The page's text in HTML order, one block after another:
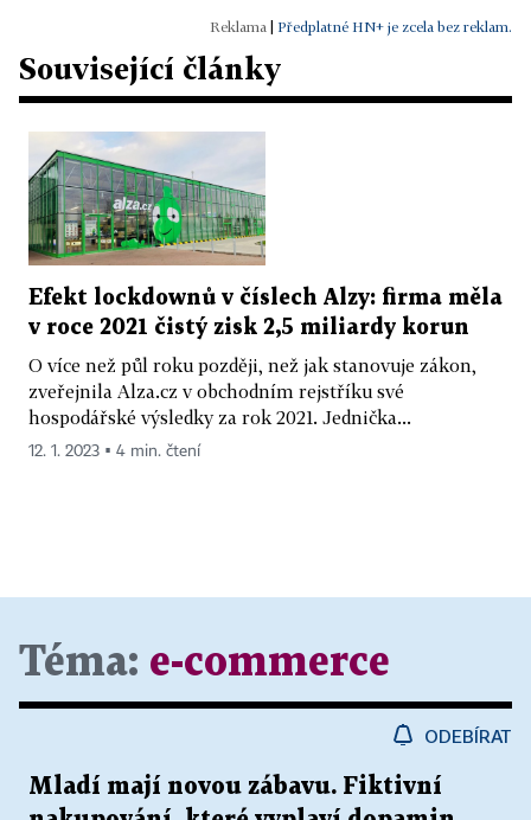
Předplatné HN+ je zcela bez reklam.
Související články
Efekt lockdownů v číslech Alzy: firma měla
v roce 2021 čistý zisk 2,5 miliardy korun
O více než půl roku později, než jak stanovuje zákon,
zveřejnila Alza.cz v obchodním rejstříku své
hospodářské výsledky za rok 2021. Jednička...
12. 1. 2023 ▪ 4 min. čtení
Téma: e-commerce
ODEBÍRAT
Mladí mají novou zábavu. Fiktivní